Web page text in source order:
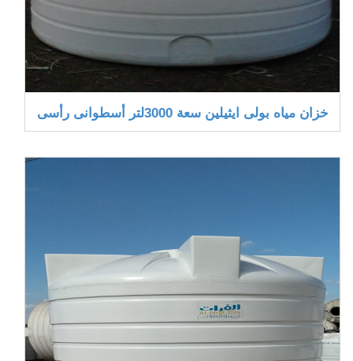
خزان مياه بولى ايثيلين سعة 3000لتر أسطوانى رأسى